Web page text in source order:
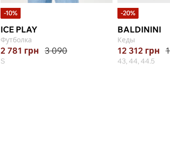
-10%
ICE PLAY
Футболка
2 781 грн 3 090
S
-20%
BALDININI
Кеды
12 312 грн
43, 44, 44.5